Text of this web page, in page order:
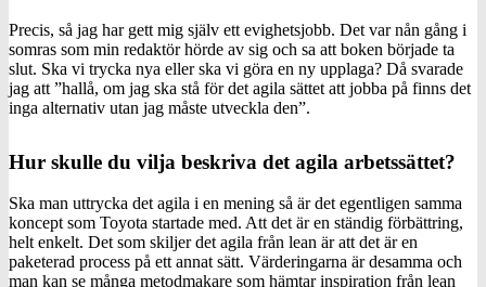
Precis, så jag har gett mig själv ett evighetsjobb. Det var nån gång i
somras som min redaktör hörde av sig och sa att boken började ta
slut. Ska vi trycka nya eller ska vi göra en ny upplaga? Då svarade
jag att ”hallå, om jag ska stå för det agila sättet att jobba på finns det
inga alternativ utan jag måste utveckla den”.
Hur skulle du vilja beskriva det agila arbetssättet?
Ska man uttrycka det agila i en mening så är det egentligen samma
koncept som Toyota startade med. Att det är en ständig förbättring,
helt enkelt. Det som skiljer det agila från lean är att det är en
paketerad process på ett annat sätt. Värderingarna är desamma och
man kan se många metodmakare som hämtar inspiration från lean